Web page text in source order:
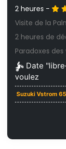
2 heures -
Visite de la
2 heures de
Paradoxes
Date
voulez
Suzuki Vstrom